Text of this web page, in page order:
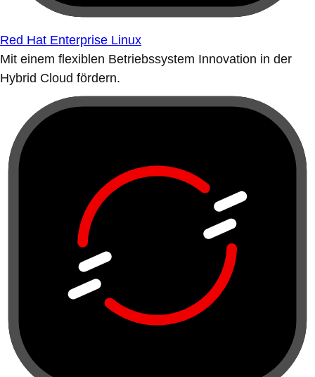
Red Hat Enterprise Linux
Mit einem flexiblen Betriebssystem Innovation in der
Hybrid Cloud fördern.